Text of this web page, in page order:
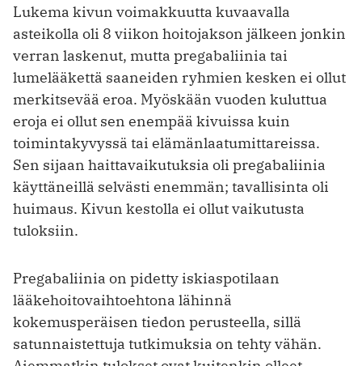
Lukema kivun voimakkuutta kuvaavalla
asteikolla oli 8 viikon hoitojakson jälkeen jonkin
verran laskenut, mutta pregabaliinia tai
lumelääkettä saaneiden ryhmien kesken ei ollut
merkitsevää eroa. Myöskään vuoden kuluttua
eroja ei ollut sen enempää kivuissa kuin
toimintakyvyssä tai elämänlaatumittareissa.
Sen sijaan haittavaikutuksia oli pregabaliinia
käyttäneillä selvästi enemmän; tavallisinta oli
huimaus. Kivun kestolla ei ollut vaikutusta
tuloksiin.
Pregabaliinia on pidetty iskiaspotilaan
lääkehoitovaihtoehtona lähinnä
kokemusperäisen tiedon perusteella, sillä
satunnaistettuja tutkimuksia on tehty vähän.